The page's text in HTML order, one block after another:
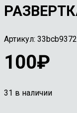
Артикул:
100₽
31 в наличии